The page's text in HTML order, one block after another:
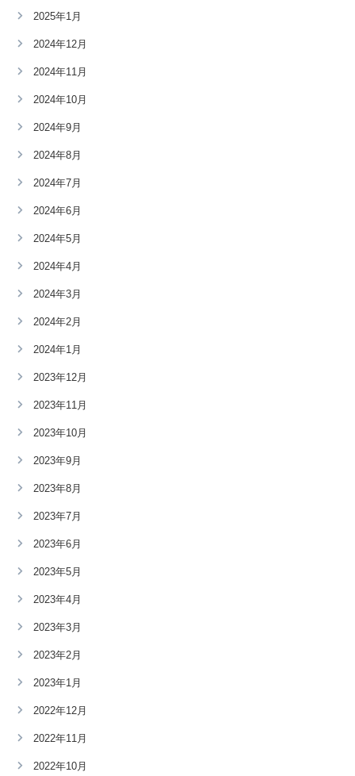
2025年1月
2024年12月
2024年11月
2024年10月
2024年9月
2024年8月
2024年7月
2024年6月
2024年5月
2024年4月
2024年3月
2024年2月
2024年1月
2023年12月
2023年11月
2023年10月
2023年9月
2023年8月
2023年7月
2023年6月
2023年5月
2023年4月
2023年3月
2023年2月
2023年1月
2022年12月
2022年11月
2022年10月